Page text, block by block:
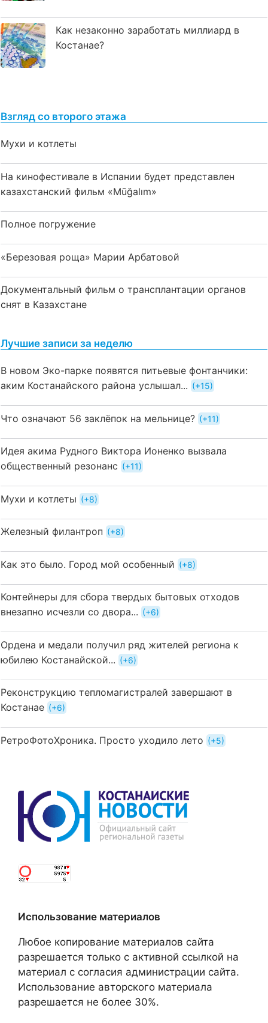
Как незаконно заработать миллиард в
Костанае?
Взгляд со второго этажа
Мухи и котлеты
На кинофестивале в Испании будет представлен
казахстанский фильм «Mūğalım»
Полное погружение
«Березовая роща» Марии Арбатовой
Документальный фильм о трансплантации органов
снят в Казахстане
Лучшие записи за неделю
В новом Эко-парке появятся питьевые фонтанчики:
аким Костанайского района услышал...
+15
Что означают 56 заклёпок на мельнице? +11
Идея акима Рудного Виктора Ионенко вызвала
общественный резонанс
+11
Мухи и котлеты +8
Железный филантроп +8
Как это было. Город мой особенный +8
Контейнеры для сбора твердых бытовых отходов
внезапно исчезли со двора...
+6
Ордена и медали получил ряд жителей региона к
юбилею Костанайской...
+6
Реконструкцию тепломагистралей завершают в
Костанае
+6
РетроФотоХроника. Просто уходило лето +5
Использование материалов
Любое копирование материалов сайта
разрешается только с активной ссылкой на
материал с согласия администрации сайта.
Использование авторского материала
разрешается не более 30%.